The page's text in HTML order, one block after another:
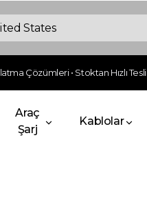
Çözümleri • Stoktan Hızlı
Araç
Şarj
Kablolar